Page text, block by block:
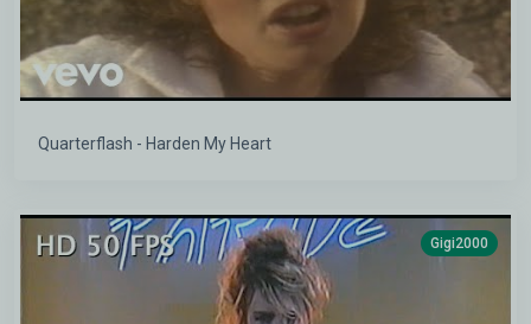
Quarterflash - Harden My Heart
Gigi2000